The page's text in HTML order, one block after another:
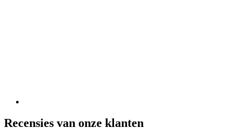
Recensies van onze klanten